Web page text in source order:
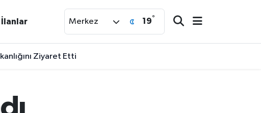
İlanlar Merkez 19°
Ziyaret Etti